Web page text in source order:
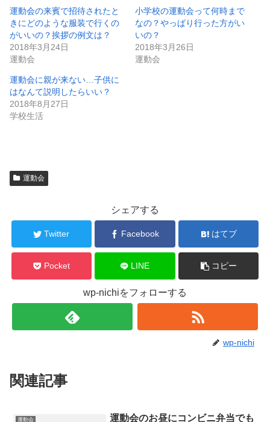
運動会の来賓で招待されたと
きにどのような服装で行くの
がいいの？挨拶の例文は？
2018年3月24日
運動会
小学校の運動会って何時まで
なの？やっぱり行った方がい
いの？
2018年3月26日
運動会
運動会に親が来ない…子供に
はなんて説明したらいい？
2018年8月27日
学校生活
運動会
シェアする
Twitter Facebook はてブ
Pocket LINE コピー
wp-nichiをフォローする
wp-nichi
関連記事
運動会
運動会のお昼にコンビニ弁当でも